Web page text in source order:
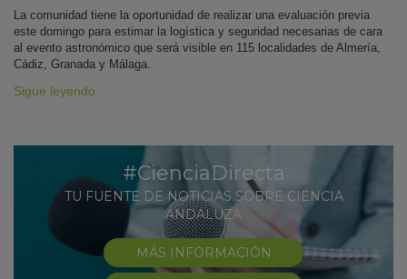
La comunidad tiene la oportunidad de realizar una evaluación previa
este domingo para estimar la logística y seguridad necesarias de cara
al evento astronómico que será visible en 115 localidades de Almería,
Cádiz, Granada y Málaga.
Sigue leyendo
#CienciaDirecta
TU FUENTE DE NOTICIAS SOBRE CIENCIA
ANDALUZA
MÁS INFORMACIÓN